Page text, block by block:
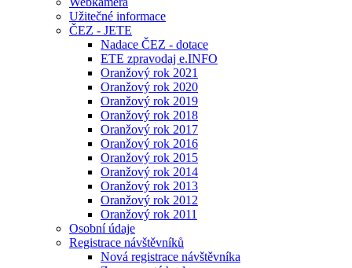
Užitečné informace
ČEZ - JETE
Nadace ČEZ - dotace
ETE zpravodaj e.INFO
Oranžový rok 2021
Oranžový rok 2020
Oranžový rok 2019
Oranžový rok 2018
Oranžový rok 2017
Oranžový rok 2016
Oranžový rok 2015
Oranžový rok 2014
Oranžový rok 2013
Oranžový rok 2012
Oranžový rok 2011
Osobní údaje
Registrace návštěvníků
Nová registrace návštěvníka